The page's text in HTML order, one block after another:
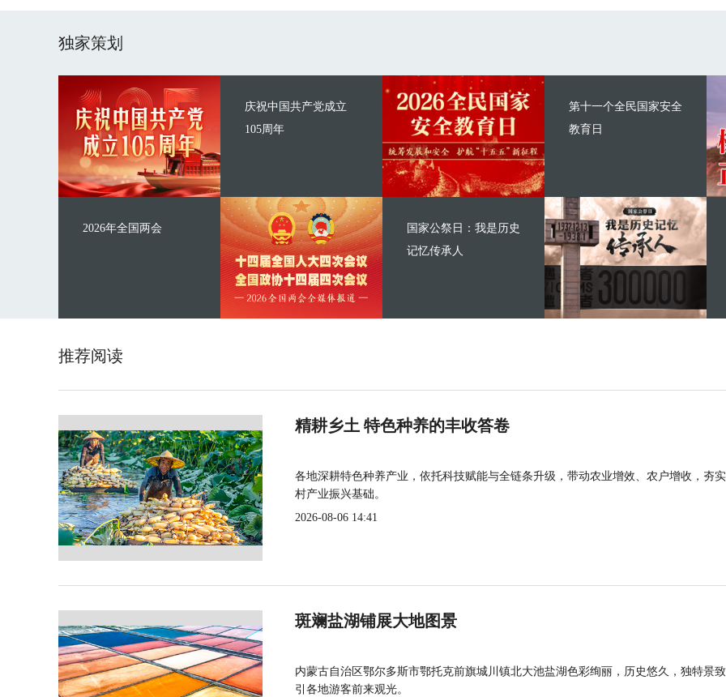
独家策划
庆祝中国共产党成立
105周年
2026年全国两会
第十一个全民国家安全
教育日
国家公祭日：我是历史
记忆传承人
推荐阅读
精耕乡土 特色种养的丰收答卷
各地深耕特色种养产业，依托科技赋能与全链条升级，带动农业增效、农户增收，夯
村产业振兴基础。
2026-08-06 14:41
斑斓盐湖铺展大地图景
内蒙古自治区鄂尔多斯市鄂托克前旗城川镇北大池盐湖色彩绚丽，历史悠久，独特景
引各地游客前来观光。